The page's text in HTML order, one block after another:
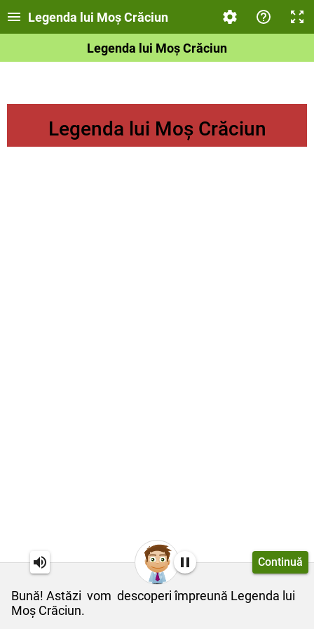
Bună! Astăzi vom descoperi împreună Legenda lui
Moș Crăciun.
Continuă
Legenda lui Moș Crăciun
Legenda lui Moș Crăciun
Legenda lui Moș Crăciun